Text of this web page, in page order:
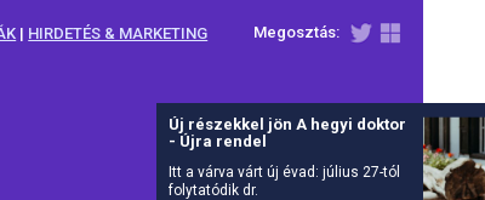
Megosztás:
| HIRDETÉS & MARKETING
Új részekkel jön A hegyi doktor
- Újra rendel
Itt a várva várt új évad: július 27-tól
folytatódik dr.